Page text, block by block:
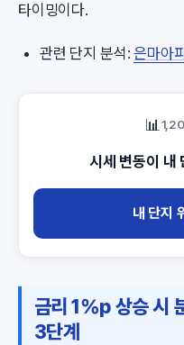
타이밍이다.
관련 단지 분석:은마아
📊
시세 변동이 내
내 단지
금리 1%p 상승 시
3단계